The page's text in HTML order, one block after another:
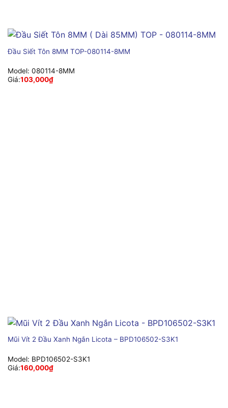
Đầu Siết Tôn 8MM TOP-080114-8MM
Model: 080114-8MM
Giá:103,000₫
Mũi Vít 2 Đầu Xanh Ngắn Licota – BPD106502-S3K1
Model: BPD106502-S3K1
Giá:160,000₫